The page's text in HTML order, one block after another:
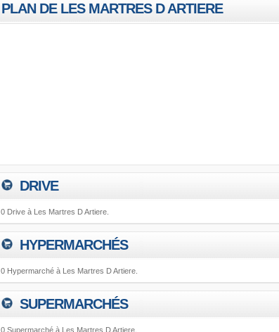
PLAN DE LES MARTRES D ARTIERE
DRIVE
0 Drive à Les Martres D Artiere.
HYPERMARCHÉS
0 Hypermarché à Les Martres D Artiere.
SUPERMARCHÉS
0 Supermarché à Les Martres D Artiere.